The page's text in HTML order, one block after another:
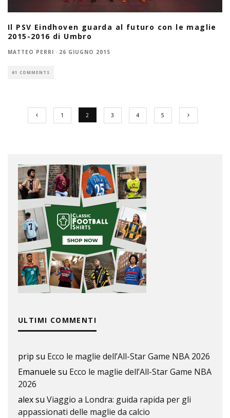
Il PSV Eindhoven guarda al futuro con le maglie
2015-2016 di Umbro
MATTEO PERRI · 26 GIUGNO 2015
61 COMMENTS
1 2 3 4 5
ULTIMI COMMENTI
prip su Ecco le maglie dell’All-Star Game NBA 2026
Emanuele su Ecco le maglie dell’All-Star Game NBA
2026
alexsu Viaggio a Londra: guida rapida per gli
appassionati delle maglie da calcio